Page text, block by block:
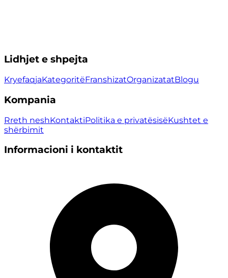
Lidhjet e shpejta
KryefaqjaKategoritëFranshizatOrganizatatBlogu
Kompania
Rreth neshKontaktiPolitika e privatësisëKushtet e
shërbimit
Informacioni i kontaktit